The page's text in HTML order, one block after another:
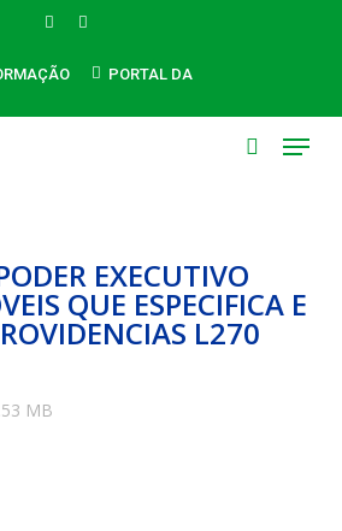
FACEBOOKINSTAGRAM
PORTAL DA
Menu
EXECUTIVO
QUE ESPECIFICA E
L270
MB